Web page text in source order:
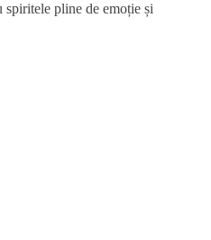
pline de emoție și